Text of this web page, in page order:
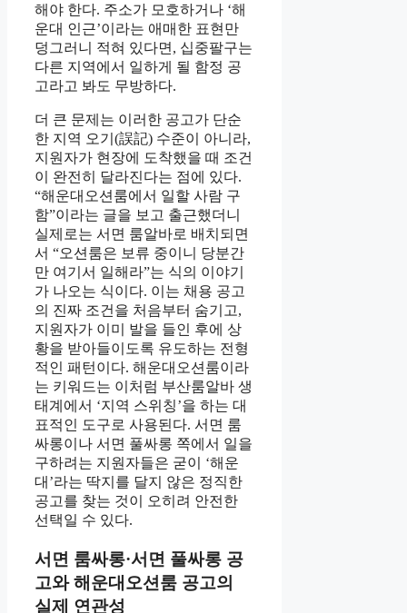
해야 한다. 주소가 모호하거나 ‘해
운대 인근’이라는 애매한 표현만
덩그러니 적혀 있다면, 십중팔구는
다른 지역에서 일하게 될 함정 공
고라고 봐도 무방하다.
더 큰 문제는 이러한 공고가 단순
한 지역 오기(誤記) 수준이 아니라,
지원자가 현장에 도착했을 때 조건
이 완전히 달라진다는 점에 있다.
“해운대오션룸에서 일할 사람 구
함”이라는 글을 보고 출근했더니
실제로는 서면 룸알바로 배치되면
서 “오션룸은 보류 중이니 당분간
만 여기서 일해라”는 식의 이야기
가 나오는 식이다. 이는 채용 공고
의 진짜 조건을 처음부터 숨기고,
지원자가 이미 발을 들인 후에 상
황을 받아들이도록 유도하는 전형
적인 패턴이다. 해운대오션룸이라
는 키워드는 이처럼 부산룸알바 생
태계에서 ‘지역 스위칭’을 하는 대
표적인 도구로 사용된다. 서면 룸
싸롱이나 서면 풀싸롱 쪽에서 일을
구하려는 지원자들은 굳이 ‘해운
대’라는 딱지를 달지 않은 정직한
공고를 찾는 것이 오히려 안전한
선택일 수 있다.
서면 룸싸롱·서면 풀싸롱 공
고와 해운대오션룸 공고의
실제 연관성